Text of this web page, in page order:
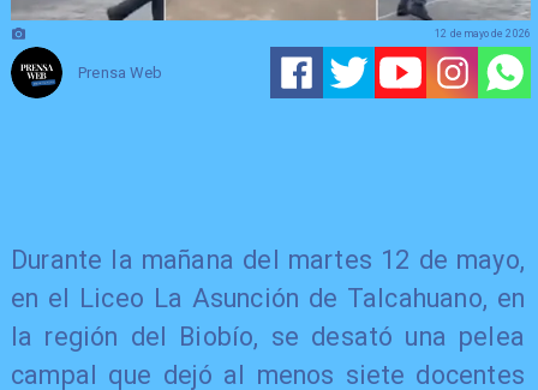
Prensa Web
12 de mayo de 2026
Durante la mañana del martes 12 de mayo,
en el Liceo La Asunción de Talcahuano, en
la región del Biobío, se desató una pelea
campal que dejó al menos siete docentes